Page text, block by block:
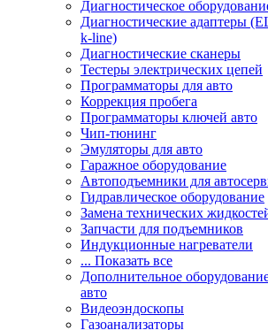
Диагностическое
Диагностические адаптеры
k-line)
Диагностические сканеры
Тестеры электрических цепей
Программаторы для авто
Коррекция пробега
Программаторы ключей авто
Чип-тюнинг
Эмуляторы для авто
Гаражное оборудование
Автоподъемники для
Гидравлическое оборудование
Замена технических
Запчасти для подъемников
Индукционные нагреватели
... Показать все
Дополнительное
авто
Видеоэндоскопы
Газоанализаторы